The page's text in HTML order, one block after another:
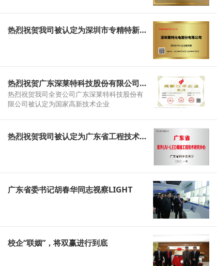
热烈祝贺我司被认定为深圳市专精特新企业
热烈祝贺广东深莱特科技股份有限公司被认定为国家高新技术企业
热烈祝贺我司全资公司广东深莱特科技股份有
限公司被认定为国家高新技术企业
热烈祝贺我司被认定为广东省工程技术研究中心
广东省委书记胡春华同志视察LIGHT
校企“联姻”，将双赢进行到底